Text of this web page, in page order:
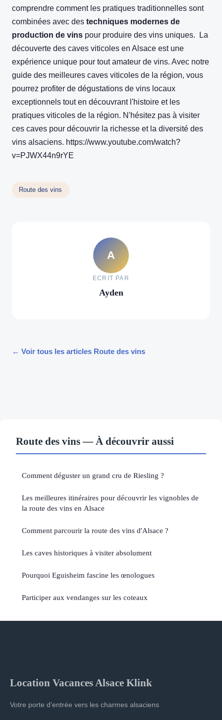
comprendre comment les pratiques traditionnelles sont
combinées avec des techniques modernes de
production de vins pour produire des vins uniques. La
découverte des caves viticoles en Alsace est une
expérience unique pour tout amateur de vins. Avec notre
guide des meilleures caves viticoles de la région, vous
pourrez profiter de dégustations de vins locaux
exceptionnels tout en découvrant l'histoire et les
pratiques viticoles de la région. N'hésitez pas à visiter
ces caves pour découvrir la richesse et la diversité des
vins alsaciens. https://www.youtube.com/watch?
v=PJWX44n9rYE
Route des vins
A
ECRIT PAR
Ayden
← Voir tous les articles Route des vins
Route des vins — À découvrir aussi
Comment déguster un grand cru de Riesling ?
Les meilleures itinéraires pour découvrir les vignobles de
la route des vins en Alsace
Comment parcourir la route des vins d'Alsace ?
Les caves historiques à visiter absolument
Pourquoi Eguisheim fascine les œnologues
Participer aux vendanges sur les coteaux
Location Vacances Alsace Klink
Votre porte d'entrée vers les charmes alsaciens